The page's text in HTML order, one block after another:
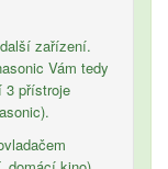
další zařízení.
Vám tedy
3 přístroje